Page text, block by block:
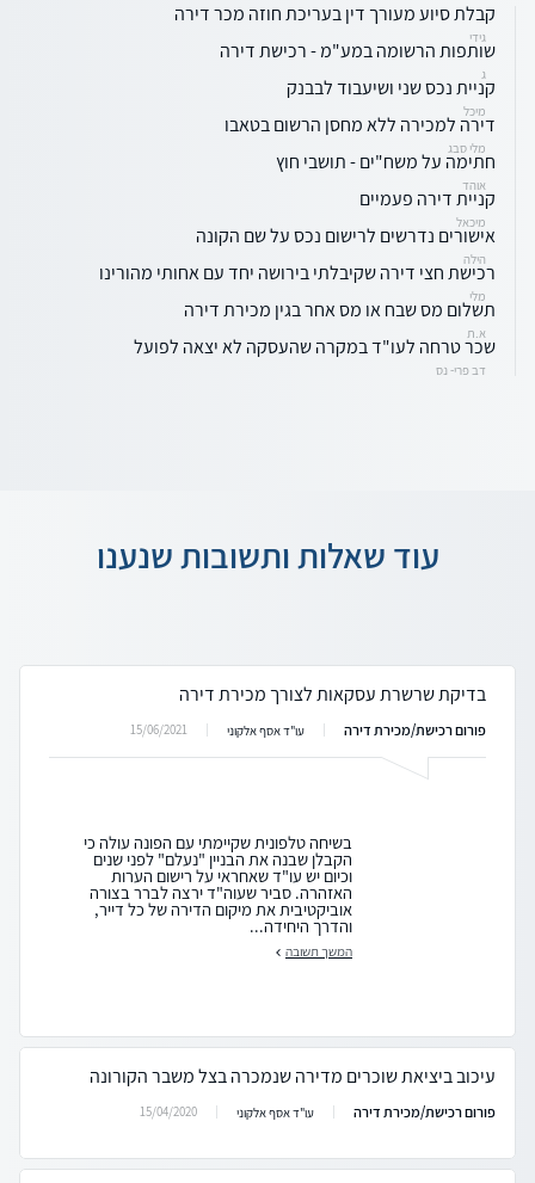
קבלת סיוע מעורך דין בעריכת חוזה מכר דירה
גידי
שותפות הרשומה במע"מ - רכישת דירה
ג
קניית נכס שני ושיעבוד לבבנק
מיכל
דירה למכירה ללא מחסן הרשום בטאבו
מלי סבג
חתימה על משח"ים - תושבי חוץ
אוהד
קניית דירה פעמיים
מיכאל
אישורים נדרשים לרישום נכס על שם הקונה
הילה
רכישת חצי דירה שקיבלתי בירושה יחד עם אחותי מהורינו
מלי
תשלום מס שבח או מס אחר בגין מכירת דירה
א.ת
שכר טרחה לעו"ד במקרה שהעסקה לא יצאה לפועל
דב פרי- נס
עוד שאלות ותשובות שנענו
בדיקת שרשרת עסקאות לצורך מכירת דירה
פורום רכישת/מכירת דירה עו"ד אסף אלקוני 15/06/2021
בשיחה טלפונית שקיימתי עם הפונה עולה כי
הקבלן שבנה את הבניין "נעלם" לפני שנים
וכיום יש עו"ד שאחראי על רישום הערות
האזהרה. סביר שעוה"ד ירצה לברר בצורה
אוביקטיבית את מיקום הדירה של כל דייר,
והדרך היחידה...
המשך תשובה
עיכוב ביציאת שוכרים מדירה שנמכרה בצל משבר הקורונה
פורום רכישת/מכירת דירה עו"ד אסף אלקוני 15/04/2020